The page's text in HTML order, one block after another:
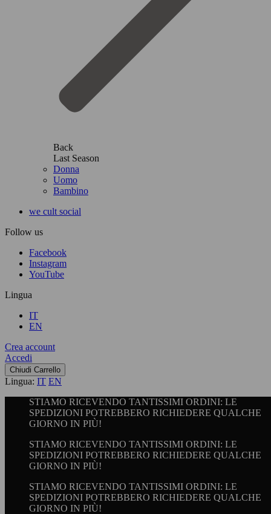
Back
Last Season
Donna
Uomo
Bambino
we cult social
Follow us
Facebook
Instagram
YouTube
Lingua
IT
EN
Crea account
Accedi
Chiudi Carrello
Lingua: IT EN
STIAMO RICEVENDO TANTISSIMI ORDINI: LE
SPEDIZIONI POTREBBERO RICHIEDERE QUALCHE
GIORNO IN PIÙ!
STIAMO RICEVENDO TANTISSIMI ORDINI: LE
SPEDIZIONI POTREBBERO RICHIEDERE QUALCHE
GIORNO IN PIÙ!
STIAMO RICEVENDO TANTISSIMI ORDINI: LE
SPEDIZIONI POTREBBERO RICHIEDERE QUALCHE
GIORNO IN PIÙ!